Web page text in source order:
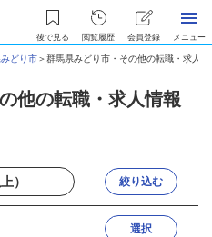
後で見る 閲覧履歴 会員登録 メニュー
どり市＞群馬県みどり市・その他の転職・求人情
他の転職・求人情報
絞り込む
選択